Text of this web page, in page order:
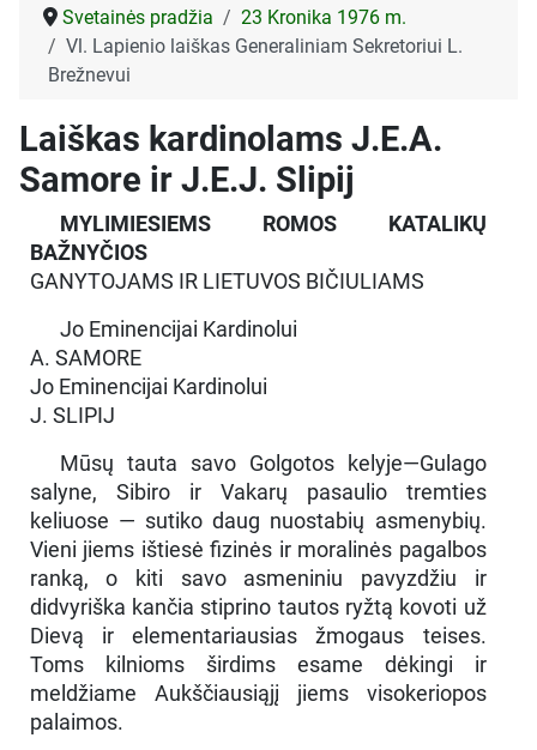
Svetainės pradžia
23 Kronika 1976 m.
Vl. Lapienio laiškas Generaliniam Sekretoriui L.
Brežnevui
Laiškas kardinolams J.E.A.
Samore ir J.E.J. Slipij
MYLIMIESIEMS ROMOS KATALIKŲ
BAŽNYČIOS
GANYTOJAMS IR LIETUVOS BIČIULIAMS
Jo Eminencijai Kardinolui
A. SAMORE
Jo Eminencijai Kardinolui
J. SLIPIJ
Mūsų tauta savo Golgotos kelyje—Gulago
salyne, Sibiro ir Vakarų pasaulio tremties
keliuose — sutiko daug nuostabių asmenybių.
Vieni jiems ištiesė fizinės ir moralinės pagalbos
ranką, o kiti savo asmeniniu pavyzdžiu ir
didvyriška kančia stiprino tautos ryžtą kovoti už
Dievą ir elementariausias žmogaus teises.
Toms kilnioms širdims esame dėkingi ir
meldžiame Aukščiausiąjį jiems visokeriopos
palaimos.